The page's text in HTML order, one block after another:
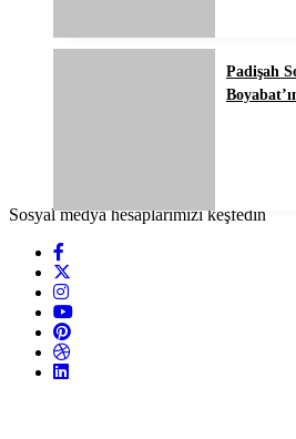
Padişah
Sosyal medya hesaplarımızı keşfedin